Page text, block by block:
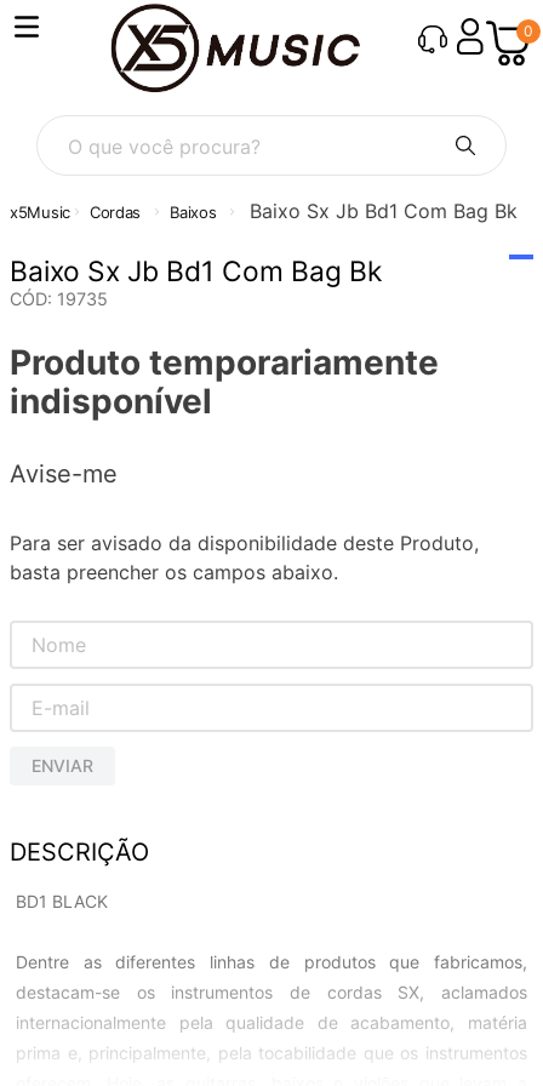
0
O que você procura?
Cordas Baixos Baixo Sx Jb Bd1 Com Bag Bk
Baixo Sx Jb Bd1 Com Bag Bk
CÓD: 19735
Produto temporariamente
indisponível
Avise-me
Para ser avisado da disponibilidade deste Produto,
basta preencher os campos abaixo.
ENVIAR
DESCRIÇÃO
BD1 BLACK
Dentre as diferentes linhas de produtos que fabricamos,
destacam-se os instrumentos de cordas SX, aclamados
internacionalmente pela qualidade de acabamento, matéria
prima e, principalmente, pela tocabilidade que os instrumentos